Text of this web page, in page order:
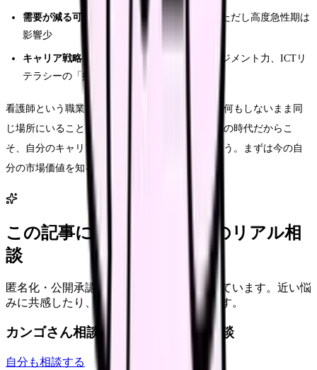
需要が減る可能性：
急性期病床の一部削減。ただし高度急性期は
影響少
キャリア戦略：
専門資格、在宅スキル、マネジメント力、ICTリ
テラシーの「掛け算」で価値を高める
看護師という職業に将来性がないのではなく、「何もしないまま同
じ場所にいること」にリスクがあるのです。変化の時代だからこ
そ、自分のキャリアを主体的にデザインしましょう。まずは今の自
分の市場価値を知ることが、最初の一歩です。
この記事に近い看護師さんのリアル相
談
匿名化・公開承認済みの本音だけを表示しています。近い悩
みに共感したり、自分の状況を投稿できます。
カンゴさん相談室から共有された相談
自分も相談する